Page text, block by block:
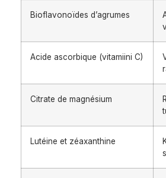
Bioflavonoïdes d’agrumes
Acide ascorbique (vitamiini C)
Citrate de magnésium
Lutéine et zéaxanthine